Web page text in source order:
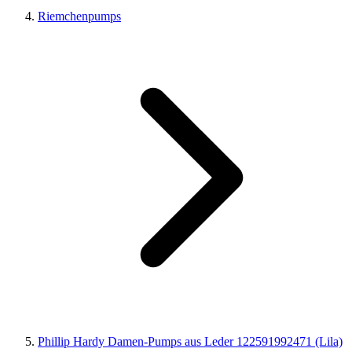
Riemchenpumps
Phillip Hardy Damen-Pumps aus Leder 122591992471 (Lila)